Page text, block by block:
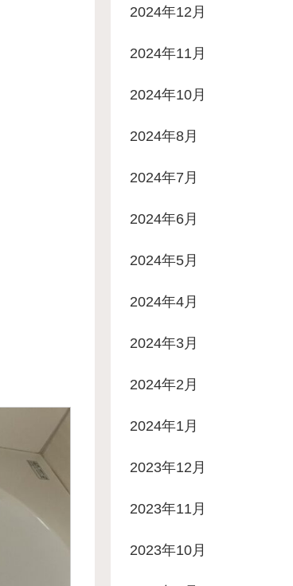
2024年12月
2024年11月
2024年10月
2024年8月
2024年7月
2024年6月
2024年5月
2024年4月
2024年3月
2024年2月
2024年1月
2023年12月
2023年11月
2023年10月